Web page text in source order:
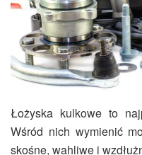
Łożyska kulkowe to
Wśród nich wymienić
skośne, wahliwe i